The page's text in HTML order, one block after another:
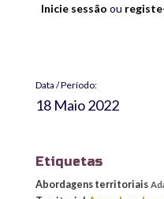
Inicie sessão ou
Data / Período:
18 Maio 2022
Etiquetas
Abordagens territoriais